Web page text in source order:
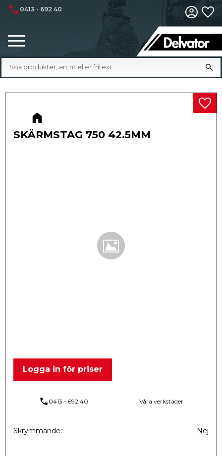
phone 0413 - 692 40
SKÄRMSTAG 750 42.5MM
Logga in för priser
phone 0413 - 692 40 Våra verkstäder
Skrymmande Nej